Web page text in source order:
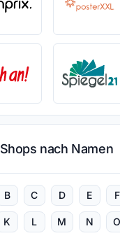
Shops nach Namen
B C D E F
K L M N O